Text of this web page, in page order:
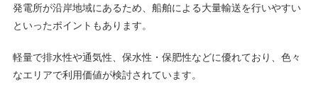
発電所が沿岸地域にあるため、船舶による大量輸送を行いやすい
といったポイントもあります。
軽量で排水性や通気性、保水性・保肥性などに優れており、色々
なエリアで利用価値が検討されています。